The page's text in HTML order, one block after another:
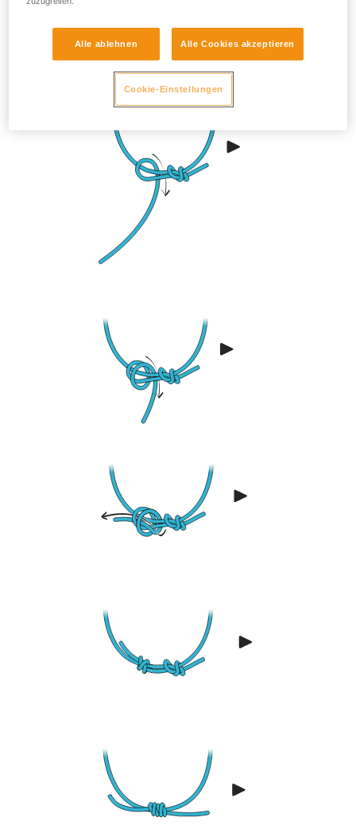
Alle ablehnen Alle Cookies akzeptieren
Cookie-Einstellungen